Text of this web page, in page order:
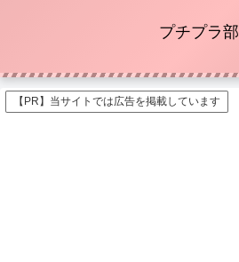
プチプラ部
【PR】当サイトでは広告を掲載しています